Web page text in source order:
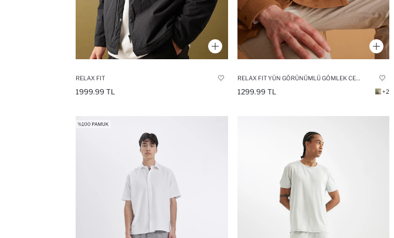
RELAX FIT
1999.99 TL
RELAX FIT YÜN GÖRÜNÜMLÜ GÖMLEK CEKET
1299.99 TL +2